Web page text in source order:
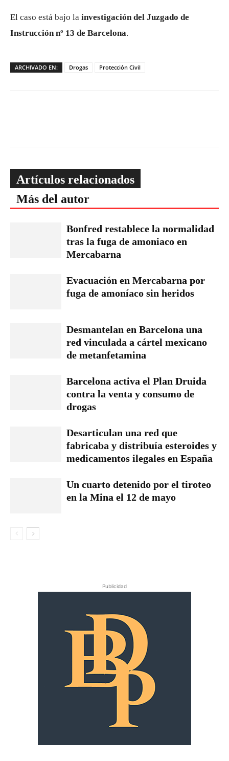
El caso está bajo la investigación del Juzgado de
Instrucción nº 13 de Barcelona.
ARCHIVADO EN: Drogas Protección Civil
Artículos relacionados
Más del autor
Bonfred restablece la normalidad
tras la fuga de amoniaco en
Mercabarna
Evacuación en Mercabarna por
fuga de amoníaco sin heridos
Desmantelan en Barcelona una
red vinculada a cártel mexicano
de metanfetamina
Barcelona activa el Plan Druida
contra la venta y consumo de
drogas
Desarticulan una red que
fabricaba y distribuía esteroides y
medicamentos ilegales en España
Un cuarto detenido por el tiroteo
en la Mina el 12 de mayo
Publicidad